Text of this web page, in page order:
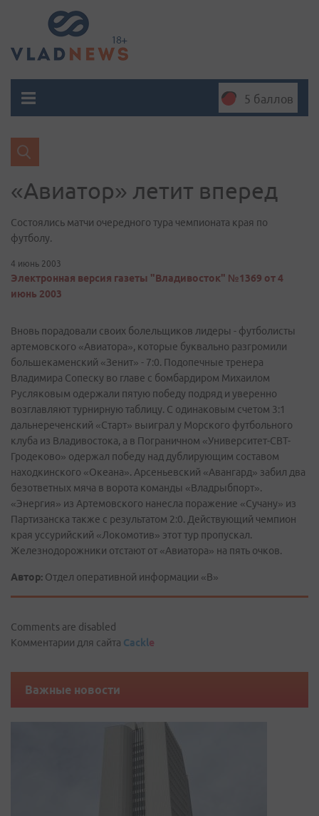
5 баллов
«Авиатор» летит вперед
Состоялись матчи очередного тура чемпионата края по
футболу.
4 июнь 2003
Электронная версия газеты "Владивосток" №1369 от 4
июнь 2003
Вновь порадовали своих болельщиков лидеры - футболисты
артемовского «Авиатора», которые буквально разгромили
большекаменский «Зенит» - 7:0. Подопечные тренера
Владимира Сопеску во главе с бомбардиром Михаилом
Русляковым одержали пятую победу подряд и уверенно
возглавляют турнирную таблицу. С одинаковым счетом 3:1
дальнереченский «Старт» выиграл у Морского футбольного
клуба из Владивостока, а в Пограничном «Университет-СВТ-
Гродеково» одержал победу над дублирующим составом
находкинского «Океана». Арсеньевский «Авангард» забил два
безответных мяча в ворота команды «Владрыбпорт».
«Энергия» из Артемовского нанесла поражение «Сучану» из
Партизанска также с результатом 2:0. Действующий чемпион
края уссурийский «Локомотив» этот тур пропускал.
Железнодорожники отстают от «Авиатора» на пять очков.
Автор: Отдел оперативной информации «В»
Comments are disabled
Комментарии для сайта Cackle
Важные новости